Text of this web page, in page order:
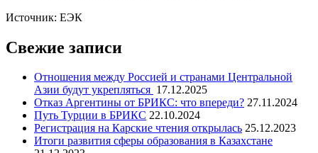
Источник: ЕЭК
Свежие записи
Отношения между Россией и странами Центральной
Азии будут укрепляться 17.12.2025
Отказ Аргентины от БРИКС: что впереди? 27.11.2024
Путь Турции в БРИКС 22.10.2024
Регистрация на Карские чтения открылась 25.12.2023
Итоги развития сферы образования в Казахстане